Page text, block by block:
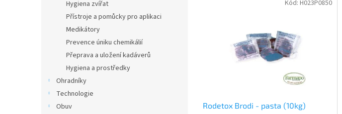
Hygiena zvířat
Přístroje a pomůcky pro aplikaci
Medikátory
Prevence úniku chemikálií
Přeprava a uložení kadáverů
Hygiena a prostředky
Ohradníky
Technologie
Obuv
Rodetox Brodi - pasta (10kg)
Kód: H023P0850